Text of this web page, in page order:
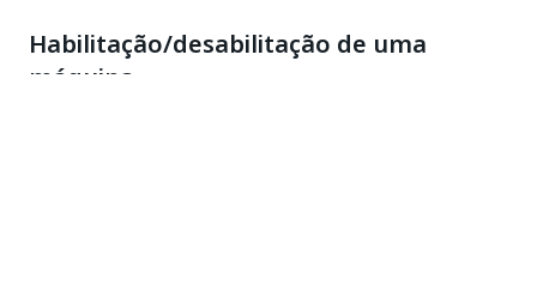
Habilitação/desabilitação de uma
máquina